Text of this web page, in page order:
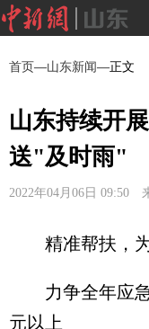
首页—山东新闻—正文
山东持续开
送"及时雨"
2022年04月06日 09:50
精准帮扶，为
力争全年应急
元以上